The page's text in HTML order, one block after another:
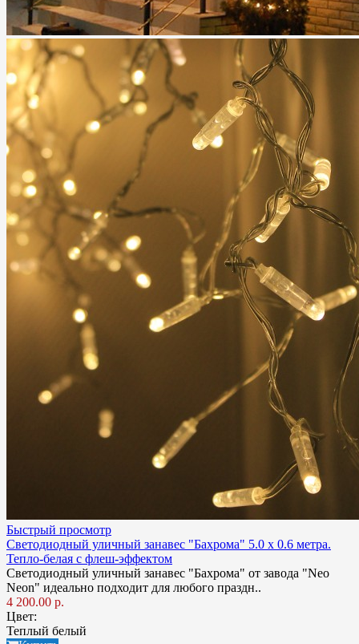
Быстрый просмотр
Светодиодный уличный занавес "Бахрома" 5.0 х 0.6 метра.
Тепло-белая с флеш-эффектом
Светодиодный уличный занавес "Бахрома" от завода "Neo
Neon" идеально подходит для любого праздн..
4 200.00 р.
Цвет:
Теплый белый